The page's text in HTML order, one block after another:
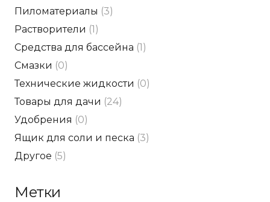
Пиломатериалы (3)
Растворители (1)
Средства для бассейна (1)
Смазки (0)
Технические жидкости (0)
Товары для дачи (24)
Удобрения (0)
Ящик для соли и песка (3)
Другое (5)
Метки